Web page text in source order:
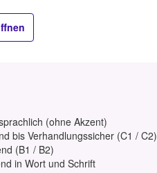
(ohne Akzent)
bis Verhandlungssicher (C1 / C2)
(B1 / B2)
in Wort und Schrift